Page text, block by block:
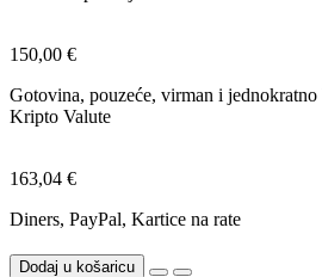
150,00 €
Gotovina, pouzeće, virman i jednokratno
Kripto Valute
163,04 €
Diners, PayPal, Kartice na rate
Dodaj u košaricu